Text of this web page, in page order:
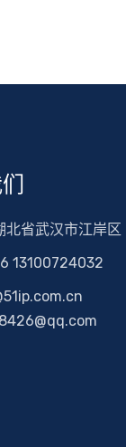
北省武汉市江岸区
13100724032